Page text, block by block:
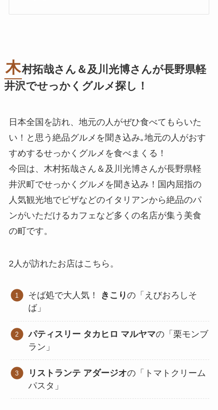
木村拓哉さん＆及川光博さんが長野県軽
井沢でせっかくグルメ探し！
日本全国を訪れ、地元の人がぜひ食べてもらいた
い！と思う絶品グルメを聞き込み｡地元の人がおす
すめするせっかくグルメを食べまくる！
今回は、木村拓哉さん＆及川光博さんが長野県軽
井沢町でせっかくグルメを聞き込み！国内屈指の
人気観光地でピザなどのイタリアンから絶品のパ
ンがいただけるカフェなど多くの名店が集う美食
の町です。
2人が訪れたお店はこちら。
そば処で大人気！ きこりの「えびおろしそ
ば」
パティスリー タカヒロ マルヤマの「栗モンブ
ラン」
リストランテ アダージオの「トマトクリーム
パスタ」